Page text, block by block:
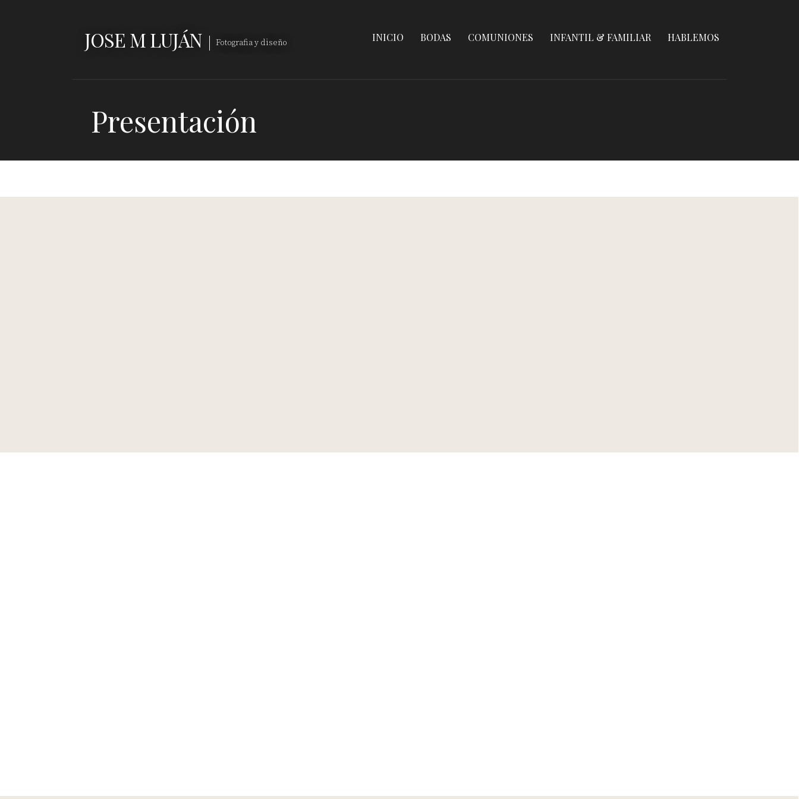
JOSE M LUJÁN Fotografia y diseño INICIO BODAS COMUNIONES INFANTIL & FAMILIAR HABLEMOS
Presentación